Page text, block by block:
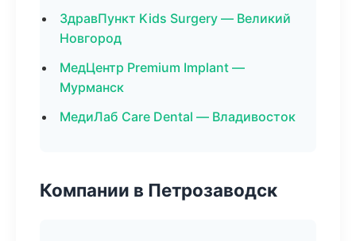
ЗдравПункт Kids Surgery — Великий
Новгород
МедЦентр Premium Implant —
Мурманск
МедиЛаб Care Dental — Владивосток
Компании в Петрозаводск